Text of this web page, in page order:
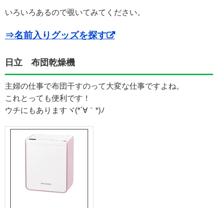
いろいろあるので覗いてみてください。
⇒名前入りグッズを探す
日立 布団乾燥機
主婦の仕事で布団干すのって大変な仕事ですよね。
これとっても便利です！
ウチにもありますヾ(*´∀｀*)ﾉ